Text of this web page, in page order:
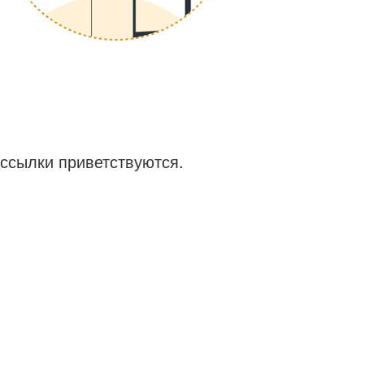
приветствуются.